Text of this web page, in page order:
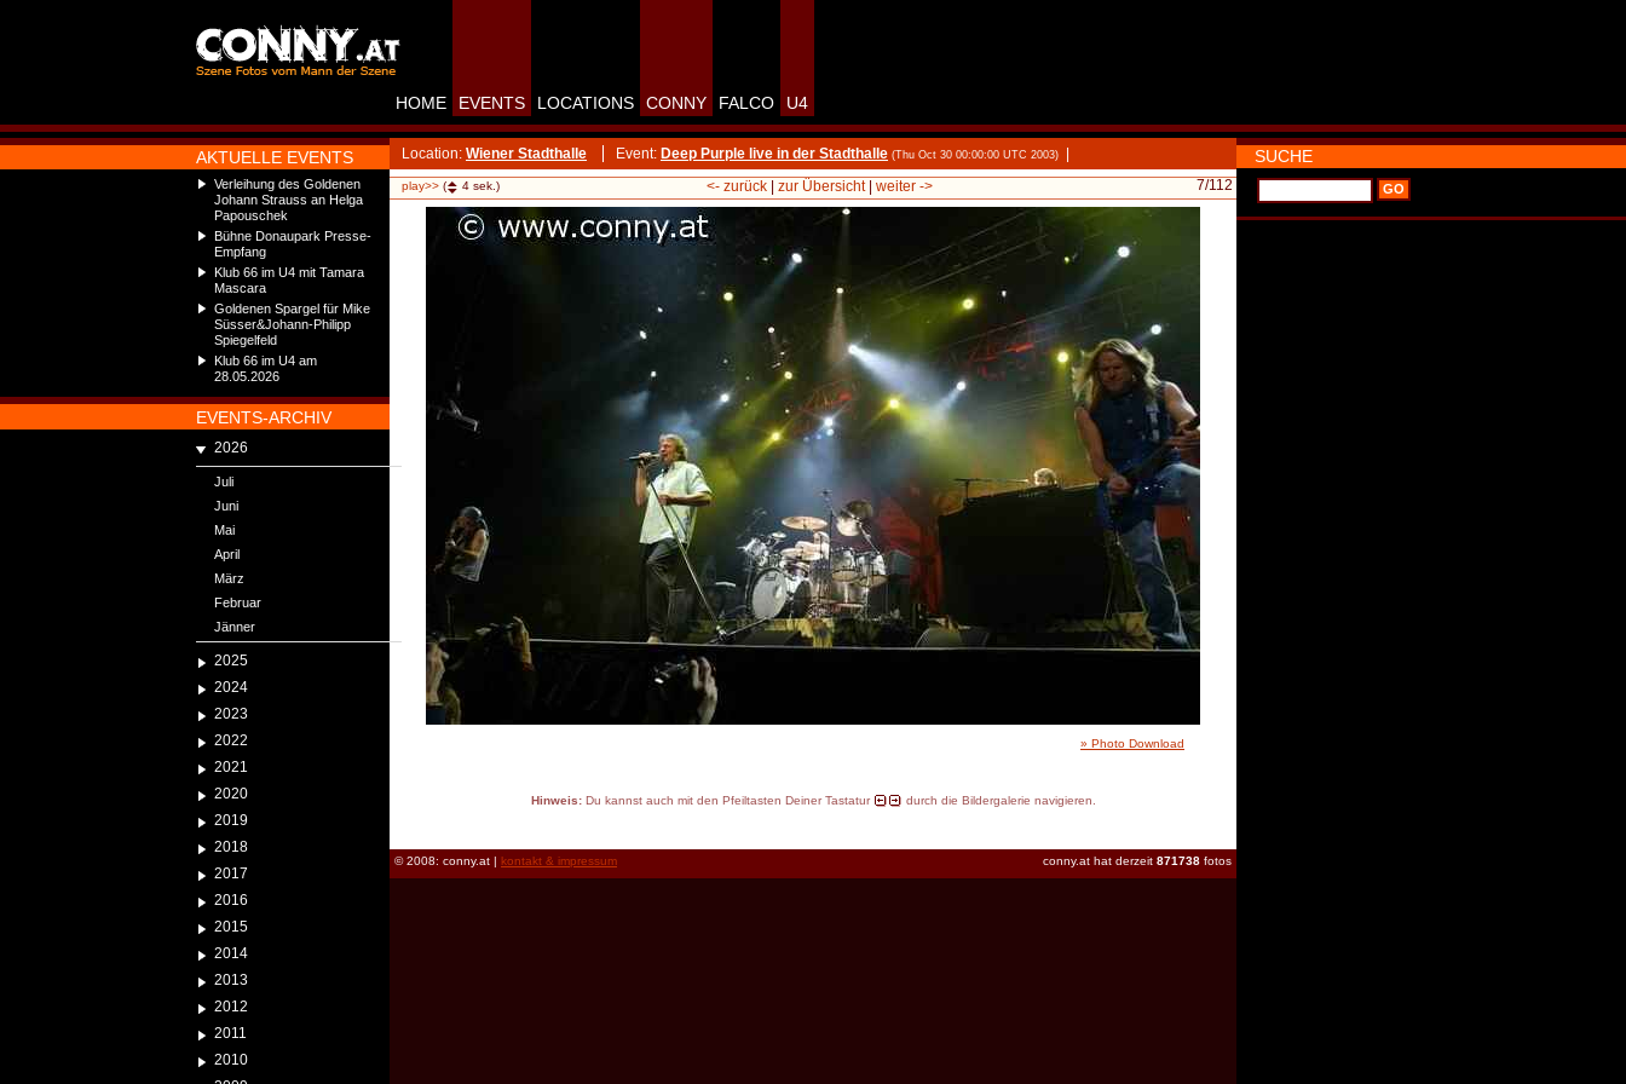
AKTUELLE EVENTS
Verleihung des Goldenen
Johann Strauss an Helga
Papouschek
Bühne Donaupark Presse-
Empfang
Klub 66 im U4 mit Tamara
Mascara
Goldenen Spargel für Mike
Süsser&Johann-Philipp
Spiegelfeld
Klub 66 im U4 am
28.05.2026
EVENTS-ARCHIV
2026
Juli
Juni
Mai
April
März
Februar
Jänner
2025
2024
2023
2022
2021
2020
2019
2018
2017
2016
2015
2014
2013
2012
2011
2010
HOME EVENTS LOCATIONS CONNY FALCO U4
Location: Wiener Stadthalle Event: Deep Purple live in der Stadthalle (Thu Oct 30 00:00:00 UTC 2003)
play>> ( 4 sek.) 7/112
<- zurück| zur Übersicht| weiter ->
» Photo Download
Hinweis:Du kannst auch mit den Pfeiltasten Deiner Tastatur durch die Bildergalerie navigieren.
conny.at hat derzeit 871738 fotos
© 2008: conny.at | kontakt & impressum
SUCHE